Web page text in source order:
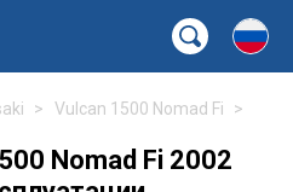
Vulcan 1500 Nomad Fi
Nomad Fi 2002